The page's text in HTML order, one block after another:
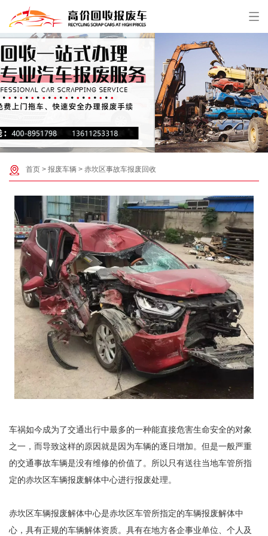
首页 > 报废车辆 > 赤坎区事故车报废回收
车祸如今成为了交通出行中最多的一种能直接危害生命安全的对象
之一，而导致这样的原因就是因为车辆的逐日增加。但是一般严重
的交通事故车辆是没有维修的价值了。所以只有送往当地车管所指
定的赤坎区车辆报废解体中心进行报废处理。
赤坎区车辆报废解体中心是赤坎区车管所指定的车辆报废解体中
心，具有正规的车辆解体资质。具有在地方各企事业单位、个人及